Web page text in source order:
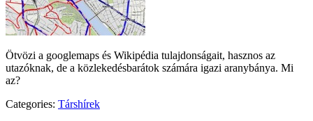
Ötvözi a googlemaps és Wikipédia tulajdonságait, hasznos az
utazóknak, de a közlekedésbarátok számára igazi aranybánya. Mi
az?
Categories: Társhírek